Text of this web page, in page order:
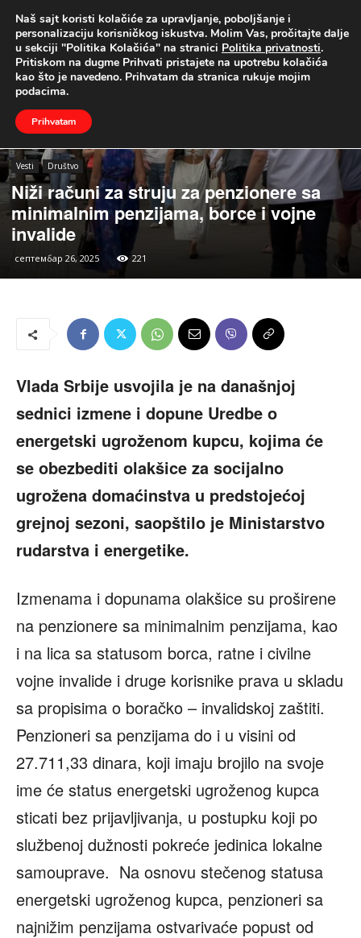
UŽIVO
Naslovna Vesti Društvo
Vesti Društvo
Niži računi za struju za penzionere sa
minimalnim penzijama, borce i vojne
invalide
септембар 26, 2025 221
Vlada Srbije usvojila je na današnjoj
sednici izmene i dopune Uredbe o
energetski ugroženom kupcu, kojima će
se obezbediti olakšice za socijalno
ugrožena domaćinstva u predstojećoj
grejnoj sezoni, saopštilo je Ministarstvo
rudarstva i energetike.
Izmenama i dopunama olakšice su proširene
na penzionere sa minimalnim penzijama, kao
i na lica sa statusom borca, ratne i civilne
vojne invalide i druge korisnike prava u skladu
sa propisima o boračko – invalidskoj zaštiti.
Penzioneri sa penzijama do i u visini od
27.711,33 dinara, koji imaju brojilo na svoje
ime će status energetski ugroženog kupca
sticati bez prijavljivanja, u postupku koji po
službenoj dužnosti pokreće jedinica lokalne
samouprave. Na osnovu stečenog statusa
energetski ugroženog kupca, penzioneri sa
najnižim penzijama ostvarivaće popust od
Naš sajt koristi kolačiće za upravljanje, poboljšanje i
personalizaciju korisničkog iskustva. Molim Vas, pročitajte dalje
u sekciji "Politika Kolačića" na stranici Politika privatnosti.
Pritiskom na dugme Prihvati pristajete na upotrebu kolačića
kao što je navedeno. Prihvatam da stranica rukuje mojim
podacima.
Prihvatam